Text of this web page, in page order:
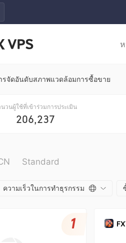
รจัดอันดับสภาพแวดล้อมการซื้อขาย
นวนผู้ใช้ที่เข้าร่วมการประเมิน
206,237
Standard
ความเร็วในการทำธุรกรรม
1